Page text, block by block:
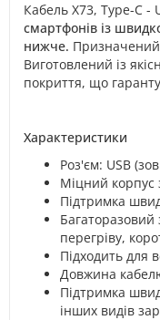
Кабель X73, Type-C -
смартфонів із
нижче. Призначений
Виготовлений із
покриття, що
Характеристики
Роз'єм: USB
Міцний корпус
Підтримка
Багаторазовий
перегріву,
Підходить для
Довжина
Підтримка
інших видів